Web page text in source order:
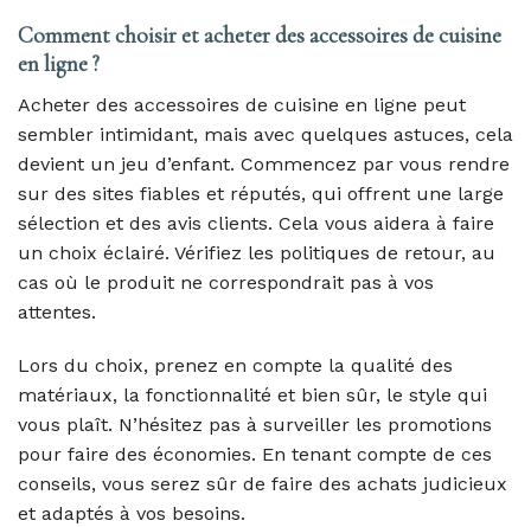
Comment choisir et acheter des accessoires de cuisine
en ligne ?
Acheter des accessoires de cuisine en ligne peut
sembler intimidant, mais avec quelques astuces, cela
devient un jeu d’enfant. Commencez par vous rendre
sur des sites fiables et réputés, qui offrent une large
sélection et des avis clients. Cela vous aidera à faire
un choix éclairé. Vérifiez les politiques de retour, au
cas où le produit ne correspondrait pas à vos
attentes.
Lors du choix, prenez en compte la qualité des
matériaux, la fonctionnalité et bien sûr, le style qui
vous plaît. N’hésitez pas à surveiller les promotions
pour faire des économies. En tenant compte de ces
conseils, vous serez sûr de faire des achats judicieux
et adaptés à vos besoins.